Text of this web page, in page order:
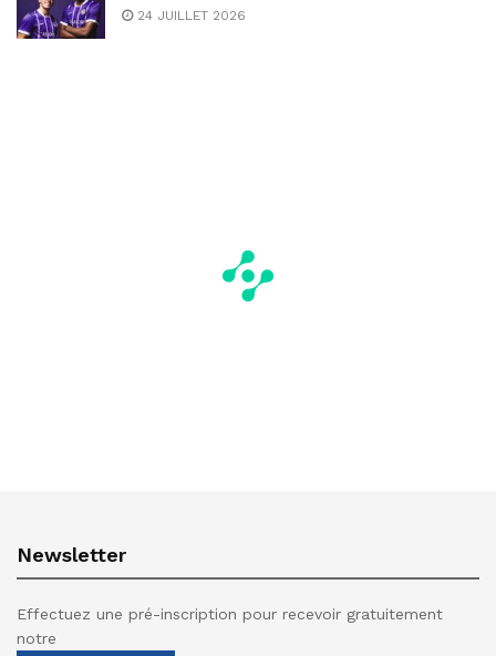
24 JUILLET 2026
Newsletter
Effectuez une pré-inscription pour recevoir gratuitement
notre